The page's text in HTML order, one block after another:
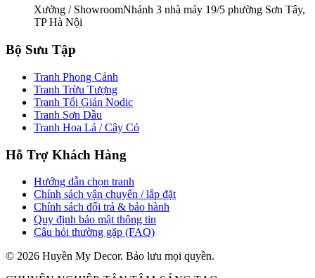
Xưởng / ShowroomNhánh 3 nhà máy 19/5 phường Sơn Tây,
TP Hà Nội
Bộ Sưu Tập
Tranh Phong Cảnh
Tranh Trừu Tượng
Tranh Tối Giản Nodic
Tranh Sơn Dầu
Tranh Hoa Lá / Cây Cỏ
Hỗ Trợ Khách Hàng
Hướng dẫn chọn tranh
Chính sách vận chuyển / lắp đặt
Chính sách đổi trả & bảo hành
Quy định bảo mật thông tin
Câu hỏi thường gặp (FAQ)
© 2026 Huyền My Decor. Bảo lưu mọi quyền.